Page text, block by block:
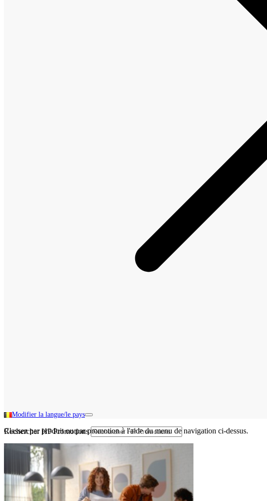
Modifier la langue/le pays
Rechercher HP Promotions
Classez par produit ou par promotion à l'aide du menu de navigation ci-dessus.